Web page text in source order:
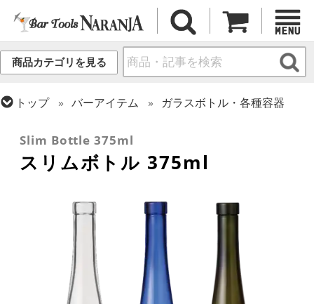
商品カテゴリを見る
トップ バーアイテム
ガラスボトル・各種容器
Slim Bottle 375ml
スリムボトル 375ml